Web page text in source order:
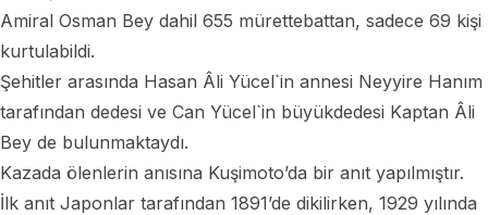
Amiral Osman Bey dahil 655 mürettebattan, sadece 69 kişi
kurtulabildi.
Şehitler arasında Hasan Âli Yücel`in annesi Neyyire Hanım
tarafından dedesi ve Can Yücel`in büyükdedesi Kaptan Âli
Bey de bulunmaktaydı.
Kazada ölenlerin anısına Kuşimoto’da bir anıt yapılmıştır.
İlk anıt Japonlar tarafından 1891’de dikilirken, 1929 yılında